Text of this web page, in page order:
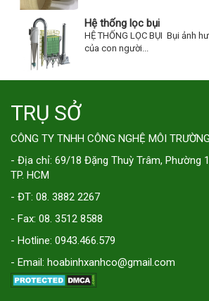
Hệ thống lọc bụi
HỆ THỐNG LỌC BỤI Bụi ảnh
của con người...
TRỤ SỞ
CÔNG TY TNHH CÔNG NGHỆ MÔI
- Địa chỉ: 69/18 Đặng Thuỳ Trâm, Phường
TP. HCM
- ĐT: 08. 3882 2267
- Fax: 08. 3512 8588
- Hotline: 0943.466.579
- Email: hoabinhxanhco@gmail.com